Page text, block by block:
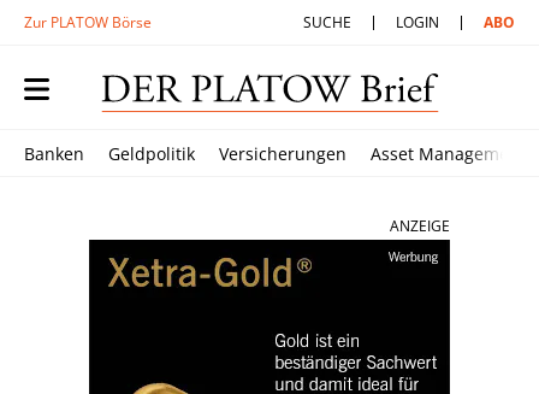
Zur PLATOW Börse SUCHE LOGIN ABO
Banken Geldpolitik Versicherungen Asset Management
ANZEIGE